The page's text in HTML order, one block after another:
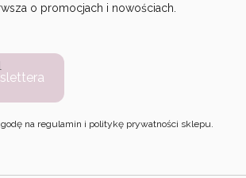
o promocjach i nowościach.
na regulamin i politykę prywatności sklepu.